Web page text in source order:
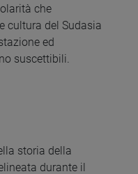
che
cultura del Sudasia
ed
suscettibili.
storia della
durante il